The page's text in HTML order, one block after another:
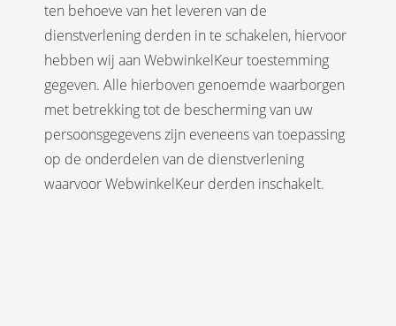
ten behoeve van het leveren van de
dienstverlening derden in te schakelen, hiervoor
hebben wij aan WebwinkelKeur toestemming
gegeven. Alle hierboven genoemde waarborgen
met betrekking tot de bescherming van uw
persoonsgegevens zijn eveneens van toepassing
op de onderdelen van de dienstverlening
waarvoor WebwinkelKeur derden inschakelt.